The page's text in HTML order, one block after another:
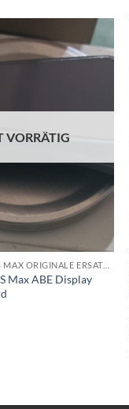
Auf die
VORRÄTIG
EVERCROSS EV10S MAX ORIGINALE ERSATZTEILE - REPARATUR - VERKAUF
Max ABE Display